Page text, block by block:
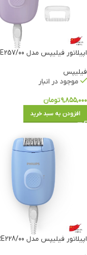
اپیلاتور فیلیپس مدل BRE257/00
فیلیپس
موجود در انبار
۹,۸۵۵,۰۰۰تومان
افزودن به سبد خرید
اپیلاتور فیلیپس مدل BRE228/00